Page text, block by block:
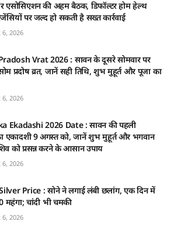
एसोसिएशन की अहम बैठक, डिफॉल्टर होम हेल्थ
पर जल्द हो सकती है सख्त कार्रवाई
2026
Vrat 2026 : सावन के दूसरे सोमवार पर
प्रदोष व्रत, जानें सही तिथि, शुभ मुहूर्त और पूजा का
2026
Ekadashi 2026 Date : सावन की पहली
एकादशी 9 अगस्त को, जानें शुभ मुहूर्त और भगवान
को प्रसन्न करने के आसान उपाय
2026
Price : सोने ने लगाई लंबी छलांग, एक दिन में
महंगा; चांदी भी चमकी
2026